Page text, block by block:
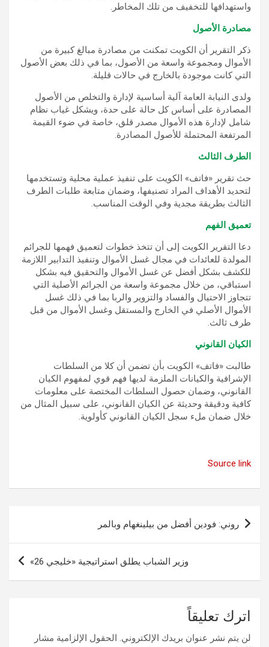
واستهدافها للتخفيف من تلك المخاطر.
مصادرة الأصول
ذكر التقرير أن الكويت تمكنت من مصادرة مبالغ كبيرة من
الأموال ومجموعة واسعة من الأصول، بما في ذلك بعض الأصول
التي كانت موجودة بالخارج في حالات قليلة.
ولدى النيابة العامة آلية أساسية لإدارة والتخلص من الأصول
المصادرة على أساس كل حالة على حدة، ويشكل غياب نظام
شامل لإدارة هذه الأموال مصدر قلق، خاصة في ضوء القيمة
المرتفعة المحتملة للأصول المصادرة.
الطرف الثالث
حث تقرير «فاتف» الكويت على تنفيذ عملية محلية وتستخدمها
لتحديد الأهداف المراد تصنيفها، وضمان متابعة طلبات الطرف
الثالث بطريقة مجدية وفي الوقت المناسب.
تعميق الفهم
دعا التقرير الكويت إلى أن تتخذ خطوات لتعميق فهمها للجرائم
المولدة للعائدات في مجال غسل الأموال وتنفيذ التدابير اللازمة
للكشف بشكل أفضل عن غسل الأموال والتحقيق فيه بشكل
استباقي، من خلال مجموعة واسعة من الجرائم الأصلية التي
تتجاوز الاحتيال والفساد والتزوير والربا بما في ذلك غسل
الأموال الأصلي في الخارج والمستقل وغسل الأموال من قبل
طرف ثالث.
الكيان القانوني
طالبت «فاتف» الكويت بأن تضمن أن كلا من السلطات
الإشرافية والكيانات الملزمة لديها فهم قوي لمفهوم الكيان
القانوني، وضمان حصول السلطات المختصة على معلومات
كافية ودقيقة وحديثة عن الكيان القانوني، على سبيل المثال من
خلال ضمان ملء سجل الكيان القانوني كأولوية.
Source link
تصفّح
المقالات
روني: فودين أفضل من بيلينغهام وبالمر
وزير الشباب يطلق استراتيجية «خليجي 26»
اترك تعليقاً
لن يتم نشر عنوان بريدك الإلكتروني. الحقول الإلزامية مشار